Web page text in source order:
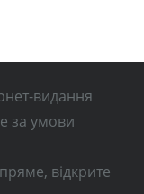
видання
за умови
відкрите